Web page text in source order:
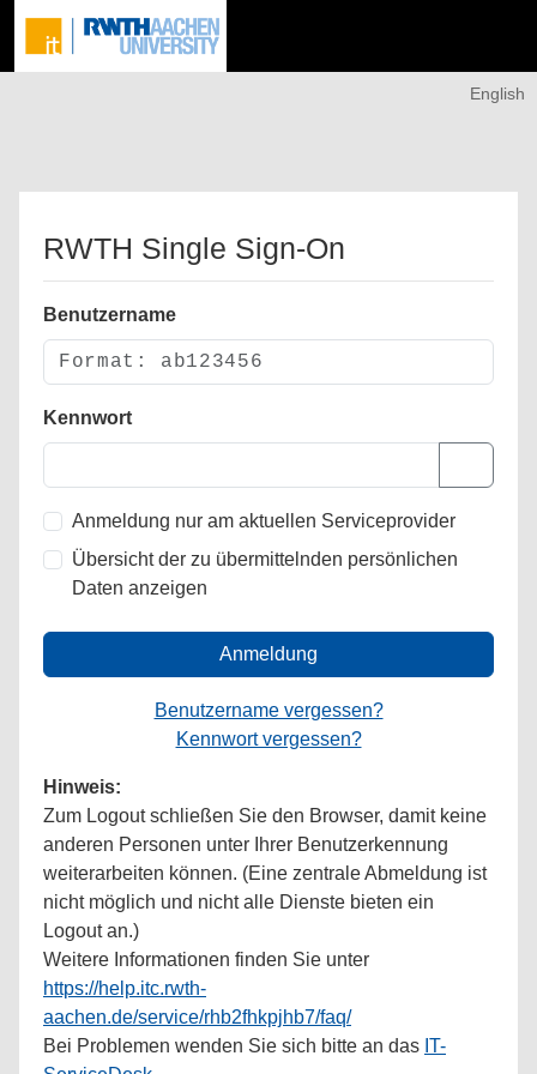
English
RWTH Single Sign-On
Benutzername
Kennwort
Anmeldung nur am aktuellen Serviceprovider
Übersicht der zu übermittelnden persönlichen
Daten anzeigen
Anmeldung
Benutzername vergessen?
Kennwort vergessen?
Hinweis:
Zum Logout schließen Sie den Browser, damit keine
anderen Personen unter Ihrer Benutzerkennung
weiterarbeiten können. (Eine zentrale Abmeldung ist
nicht möglich und nicht alle Dienste bieten ein
Logout an.)
Weitere Informationen finden Sie unter
https://help.itc.rwth-
aachen.de/service/rhb2fhkpjhb7/faq/
Bei Problemen wenden Sie sich bitte an das IT-